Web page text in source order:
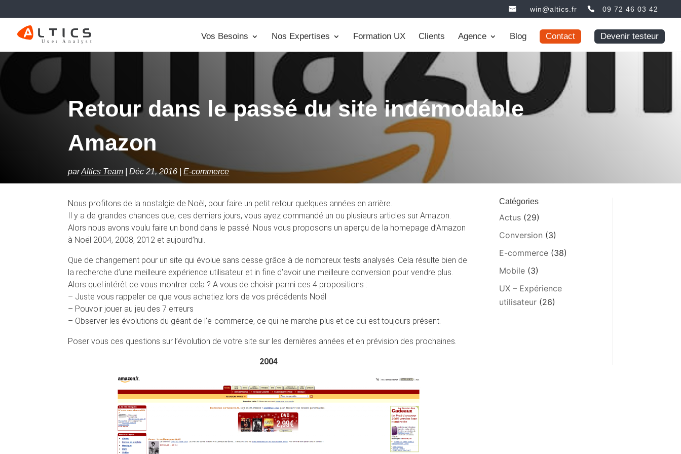
win@altics.fr 09 72 46 03 42
Vos Besoins Nos Expertises Formation UX Clients Agence Blog Contact Devenir testeur
Retour dans le passé du site indémodable
Amazon
parAltics Team Déc 21, 2016 E-commerce
Nous profitons de la nostalgie de Noël, pour faire un petit retour quelques années en arrière.
Il y a de grandes chances que, ces derniers jours, vous ayez commandé un ou plusieurs articles sur Amazon.
Alors nous avons voulu faire un bond dans le passé. Nous vous proposons un aperçu de la homepage d’Amazon
à Noël 2004, 2008, 2012 et aujourd’hui.
Que de changement pour un site qui évolue sans cesse grâce à de nombreux tests analysés. Cela résulte bien de
la recherche d’une meilleure expérience utilisateur et in fine d’avoir une meilleure conversion pour vendre plus.
Alors quel intérêt de vous montrer cela ? A vous de choisir parmi ces 4 propositions :
– Juste vous rappeler ce que vous achetiez lors de vos précédents Noël
– Pouvoir jouer au jeu des 7 erreurs
– Observer les évolutions du géant de l’e-commerce, ce qui ne marche plus et ce qui est toujours présent.
Poser vous ces questions sur l’évolution de votre site sur les dernières années et en prévision des prochaines.
2004
Catégories
Actus (29)
Conversion (3)
E-commerce (38)
Mobile (3)
UX – Expérience
utilisateur (26)